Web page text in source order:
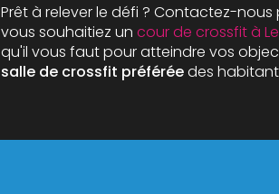
Prêt à relever le défi ? Contactez-
vous souhaitiez un cour de crossfit à
qu'il vous faut pour atteindre vos
salle de crossfit préféréedes